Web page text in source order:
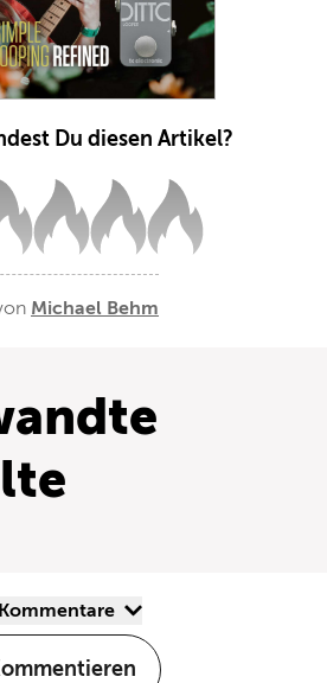
Du diesen Artikel?
Michael Behm
0 Kommentare